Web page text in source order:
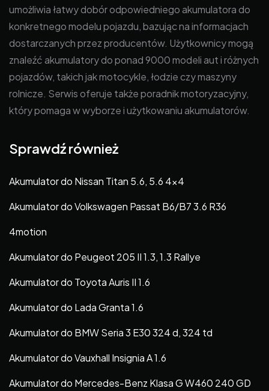
umożliwia łatwy dobór odpowiedniego akumulatora do
konkretnego modelu pojazdu, bazując na informacjach
dostarczanych przez producentów. Użytkownicy mogą
znaleźć akumulatory do ponad 9000 modeli aut i różnych
pojazdów, takich jak motocykle, łodzie czy maszyny
rolnicze. Serwis oferuje także poradnik motoryzacyjny,
który pomaga w wyborze i użytkowaniu akumulatorów.
Sprawdź również
Akumulator do Nissan Titan 5.6, 5.6 4×4
Akumulator do Volkswagen Passat B6/B7 3.6 R36
4motion
Akumulator do Peugeot 205 II 1.3, 1.3 Rallye
Akumulator do Toyota Auris II 1.6
Akumulator do Lada Granta 1.6
Akumulator do BMW Seria 3 E30 324 d, 324 td
Akumulator do Vauxhall Insignia A 1.6
Akumulator do Mercedes-Benz Klasa G W460 240 GD